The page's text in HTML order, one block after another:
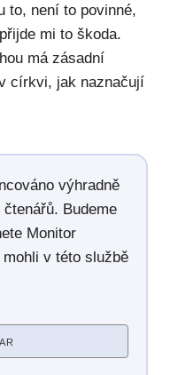
to, není to povinné,
mi to škoda.
má zásadní
církvi, jak naznačují
výhradně
Budeme
Monitor
v této službě